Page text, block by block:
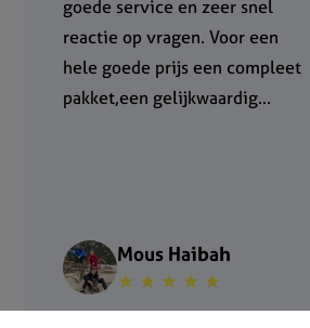
goede service en zeer snel
reactie op vragen. Voor een
hele goede prijs een compleet
pakket,een gelijkwaardig...
Mous Haibah
★ ★ ★ ★ ★